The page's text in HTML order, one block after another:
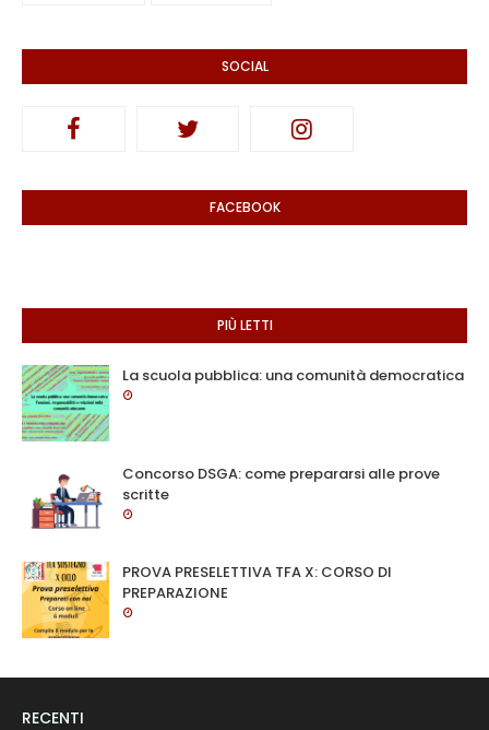
SOCIAL
FACEBOOK
PIÙ LETTI
La scuola pubblica: una comunità democratica
Concorso DSGA: come prepararsi alle prove
scritte
PROVA PRESELETTIVA TFA X: CORSO DI
PREPARAZIONE
RECENTI